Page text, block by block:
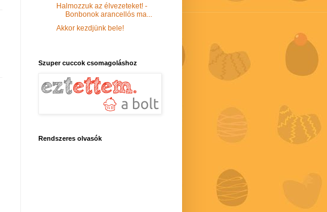
Halmozzuk az élvezeteket! -
Bonbonok arancellós ma...
Akkor kezdjünk bele!
Szuper cuccok csomagoláshoz
Rendszeres olvasók